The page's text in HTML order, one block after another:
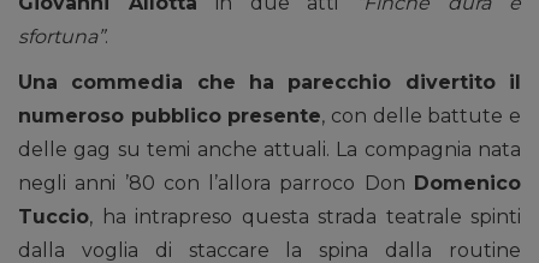
sfortuna”.
Una commedia che ha parecchio divertito il
numeroso pubblico presente, con delle battute e
delle gag su temi anche attuali. La compagnia nata
negli anni ’80 con l’allora parroco Don Domenico
Tuccio, ha intrapreso questa strada teatrale spinti
dalla voglia di staccare la spina dalla routine